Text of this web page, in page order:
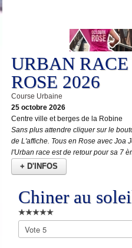
URBAN
ROSE 2026
Course Urbaine
25 octobre 2026
Centre ville et berges de la Robine
Sans plus attendre cliquer sur le
de L'affiche. Tous en Rose avec Joa
l'Urban race est de retour pour sa 7
+ D'INFOS
Chiner au
Veuillez
voter